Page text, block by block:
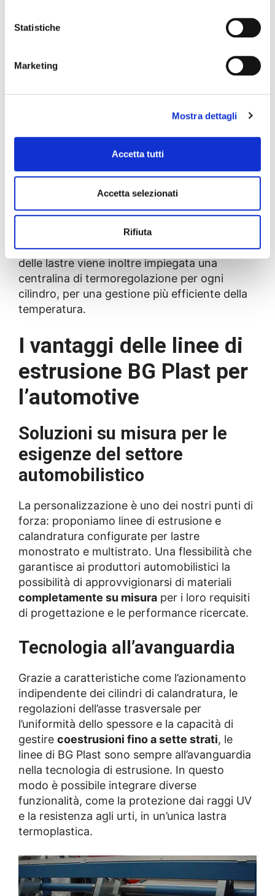
Statistiche
Marketing
Mostra dettagli
Accetta tutti
Accetta selezionati
Rifiuta
esempio, viene utilizzato nella produzione di
Efficienza energetica nella
La tecnologia di estrusione sviluppata da BG
riduce al minimo il consumo
energetico, massimizzando al contempo
blocchi di alimentazione avanzati consentono
di produrre termoplastici omogenei e di alta
qualità con scarti minimi. Per la calandratura
delle lastre viene inoltre impiegata una
centralina di termoregolazione per ogni
cilindro, per una gestione più efficiente della
temperatura.
I vantaggi delle linee di
estrusione BG Plast per
l’automotive
Soluzioni su misura per le
esigenze del settore
automobilistico
La personalizzazione è uno dei nostri punti di
forza: proponiamo linee di estrusione e
calandratura configurate per lastre
monostrato e multistrato. Una flessibilità che
garantisce ai produttori automobilistici la
possibilità di approvvigionarsi di materiali
completamente su misura per i loro requisiti
di progettazione e le performance ricercate.
Tecnologia all’avanguardia
Grazie a caratteristiche come l’azionamento
indipendente dei cilindri di calandratura, le
regolazioni dell’asse trasversale per
l’uniformità dello spessore e la capacità di
gestire coestrusioni fino a sette strati, le
linee di BG Plast sono sempre all’avanguardia
nella tecnologia di estrusione. In questo
modo è possibile integrare diverse
funzionalità, come la protezione dai raggi UV
e la resistenza agli urti, in un’unica lastra
termoplastica.